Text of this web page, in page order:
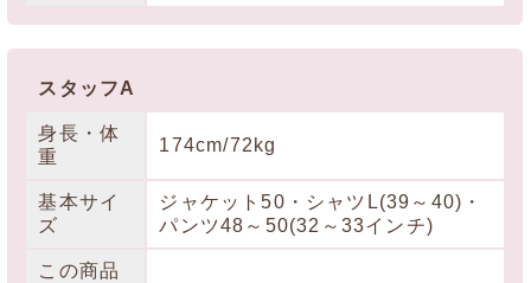
スタッフA
身長・体
重
174cm/72kg
基本サイ
ズ
ジャケット50・シャツL(39～40)・
パンツ48～50(32～33インチ)
この商品